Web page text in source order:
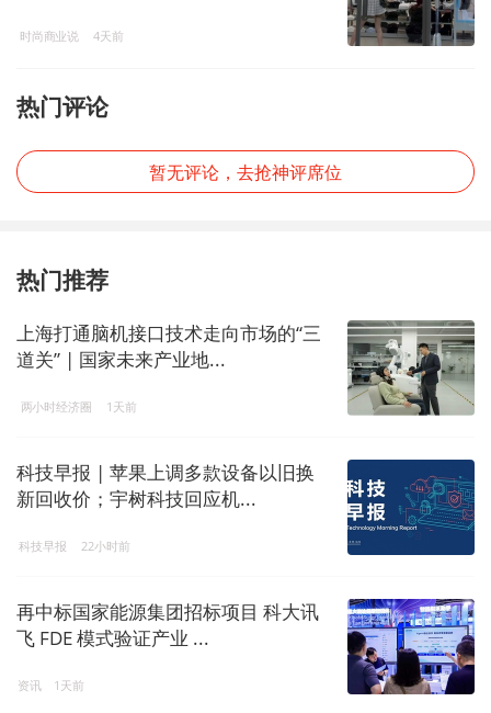
时尚商业说 4天前
热门评论
暂无评论，去抢神评席位
热门推荐
上海打通脑机接口技术走向市场的“三
道关” | 国家未来产业地...
两小时经济圈 1天前
科技早报 | 苹果上调多款设备以旧换
新回收价；宇树科技回应机...
科技早报 22小时前
再中标国家能源集团招标项目 科大讯
飞 FDE 模式验证产业 ...
资讯 1天前